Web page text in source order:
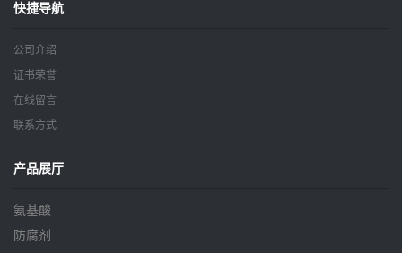
快捷导航
公司介绍
证书荣誉
在线留言
联系方式
产品展厅
氨基酸
防腐剂